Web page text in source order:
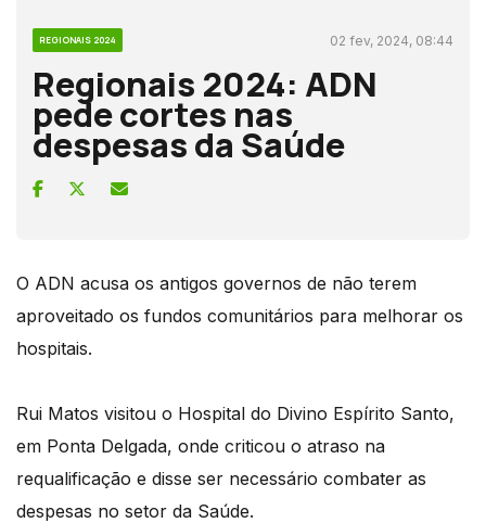
REGIONAIS 2024 02 fev, 2024, 08:44
Regionais 2024: ADN
pede cortes nas
despesas da Saúde
O ADN acusa os antigos governos de não terem
aproveitado os fundos comunitários para melhorar os
hospitais.
Rui Matos visitou o Hospital do Divino Espírito Santo,
em Ponta Delgada, onde criticou o atraso na
requalificação e disse ser necessário combater as
despesas no setor da Saúde.